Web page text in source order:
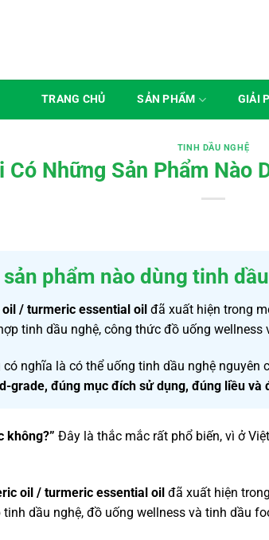
TRANG CHỦ SẢN PHẨM GIẢI
TINH DẦU NGHỆ
Có Những Sản Phẩm Nào
phẩm nào dùng tinh
/ turmeric essential oil đã xuất hiện trong
tinh dầu nghệ, công thức đồ uống wellness
nghĩa là có thể uống tinh dầu nghệ
grade, đúng mục đích sử dụng, đúng liều và
không?” Đây là thắc mắc rất phổ biến, vì ở
oil / turmeric essential oil đã xuất hiện
dầu nghệ, đồ uống wellness và tinh dầu